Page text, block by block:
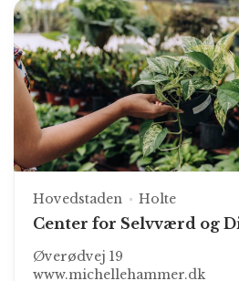
Hovedstaden Holte
Center for Selvværd og
Øverødvej 19
www.michellehammer.dk